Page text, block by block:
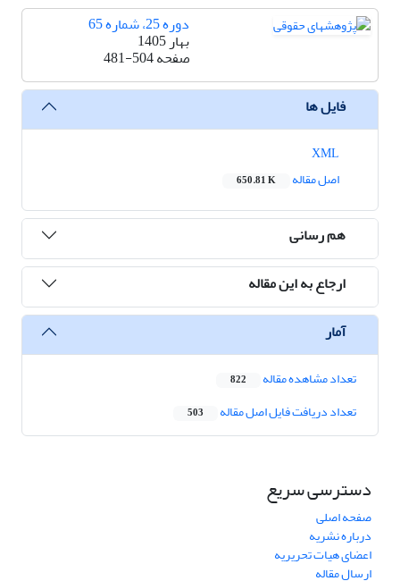
دوره 25، شماره 65
بهار 1405
صفحه481-504
فایل ها
اصل مقاله
650.81 K
هم رسانی
ارجاع به این مقاله
آمار
تعداد مشاهده مقاله 822
تعداد دریافت فایل اصل مقاله 503
دسترسی سریع
صفحه اصلی
درباره نشریه
اعضای هیات تحریریه
ارسال مقاله